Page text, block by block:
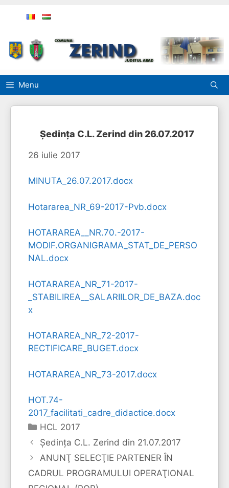
Menu
Şedinţa C.L. Zerind din 26.07.2017
26 iulie 2017
MINUTA_26.07.2017.docx
Hotararea_NR_69-2017-Pvb.docx
HOTARAREA__NR.70.-2017-
MODIF.ORGANIGRAMA_STAT_DE_PERSO
NAL.docx
HOTARAREA_NR_71-2017-
_STABILIREA__SALARIILOR_DE_BAZA.doc
x
HOTARAREA_NR_72-2017-
RECTIFICARE_BUGET.docx
HOTARAREA_NR_73-2017.docx
HOT.74-
2017_facilitati_cadre_didactice.docx
Categorii
HCL 2017
Şedinţa C.L. Zerind din 21.07.2017
ANUNŢ SELECŢIE PARTENER ÎN
CADRUL PROGRAMULUI OPERAŢIONAL